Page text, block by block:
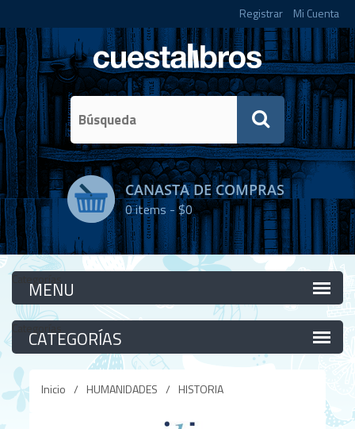
Registrar Mi Cuenta
CANASTA DE COMPRAS
0items -$0
Categorías
Categorías
Inicio / HUMANIDADES / HISTORIA